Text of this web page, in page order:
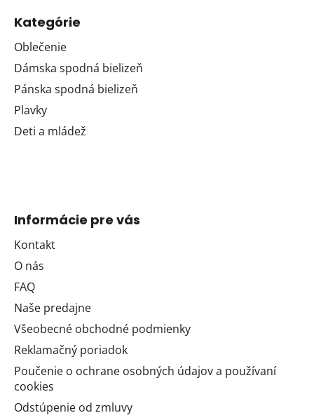
Kategórie
Oblečenie
Dámska spodná bielizeň
Pánska spodná bielizeň
Plavky
Deti a mládež
Informácie pre vás
Kontakt
O nás
FAQ
Naše predajne
Všeobecné obchodné podmienky
Reklamačný poriadok
Poučenie o ochrane osobných údajov a používaní
cookies
Odstúpenie od zmluvy